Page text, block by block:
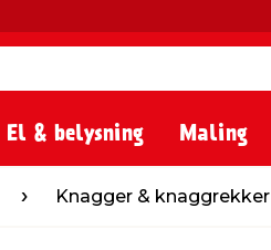
El & belysning Maling
& knaggrekker
Knagger & knaggrekker